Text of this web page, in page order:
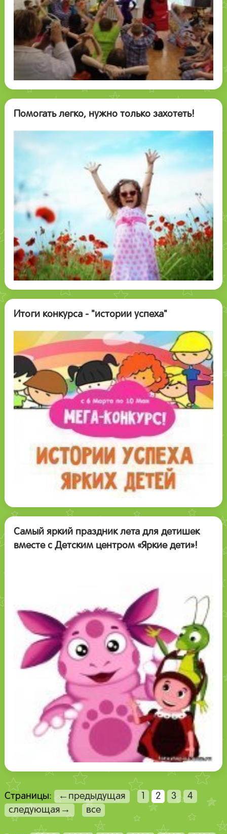
Помогать легко, нужно только захотеть!
Итоги конкурса - "истории успеха"
Самый яркий праздник лета для детишек
вместе с Детским центром «Яркие дети»!
Страницы: ←предыдущая 1 2 3
4
следующая→
все